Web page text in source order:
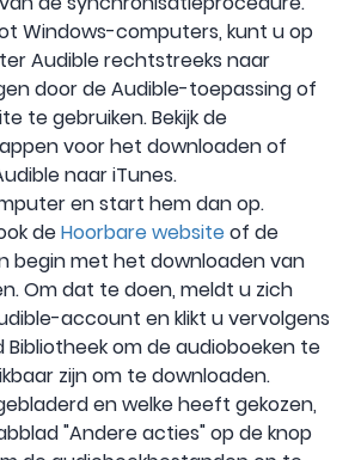
Windows-computers, kunt u op
Audible rechtstreeks naar
door de Audible-toepassing of
te gebruiken. Bekijk de
voor het downloaden of
naar iTunes.
en start hem dan op.
deHoorbare websiteof de
begin met het downloaden van
Om dat te doen, meldt u zich
account en klikt u vervolgens
om de audioboeken te
zijn om te downloaden.
en welke heeft gekozen,
"Andere acties" op de knop